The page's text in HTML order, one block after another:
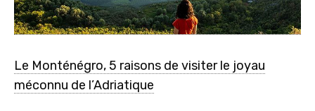
Le Monténégro, 5 raisons de visiter le joyau
méconnu de l’Adriatique